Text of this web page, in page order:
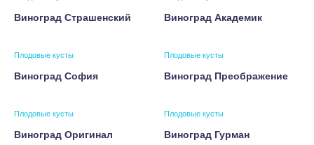
Виноград Страшенский Виноград Академик
Плодовые кусты
Виноград София
Плодовые кусты
Виноград Преображение
Плодовые кусты
Виноград Оригинал
Плодовые кусты
Виноград Гурман